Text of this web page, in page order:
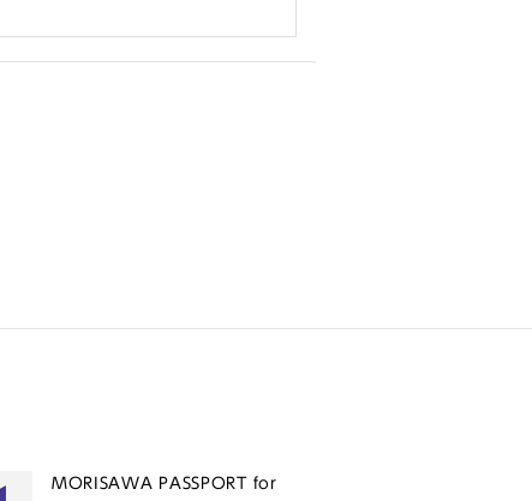
MORISAWA PASSPORT for